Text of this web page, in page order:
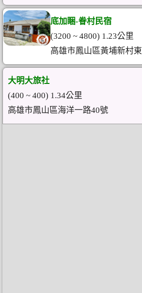
底加睏-眷村民宿
(3200 ~ 4800) 1.23公里
高雄市鳳山區黃埔新村
大明大旅社
(400 ~ 400) 1.34公里
高雄市鳳山區海洋一路40號